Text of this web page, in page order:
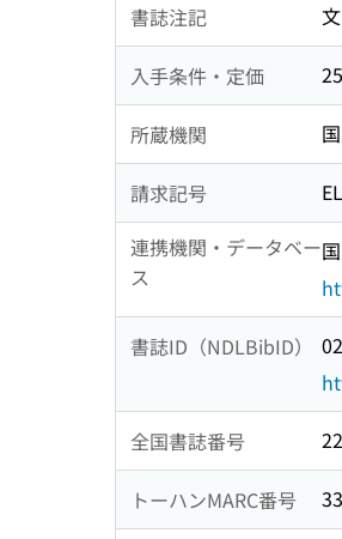
書誌注記
入手条件・定価
所蔵機関
請求記号
連携機関・データベー
ス
書誌ID（NDLBibID）
全国書誌番号
トーハンMARC番号